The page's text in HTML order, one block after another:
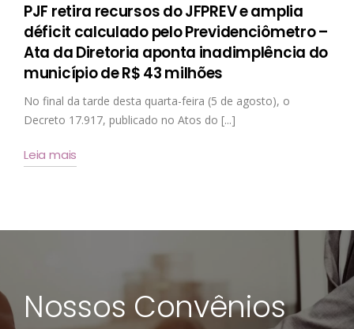
PJF retira recursos do JFPREV e amplia
déficit calculado pelo Previdenciômetro –
Ata da Diretoria aponta inadimplência do
município de R$ 43 milhões
No final da tarde desta quarta-feira (5 de agosto), o
Decreto 17.917, publicado no Atos do [...]
Leia mais
Nossos Convênios